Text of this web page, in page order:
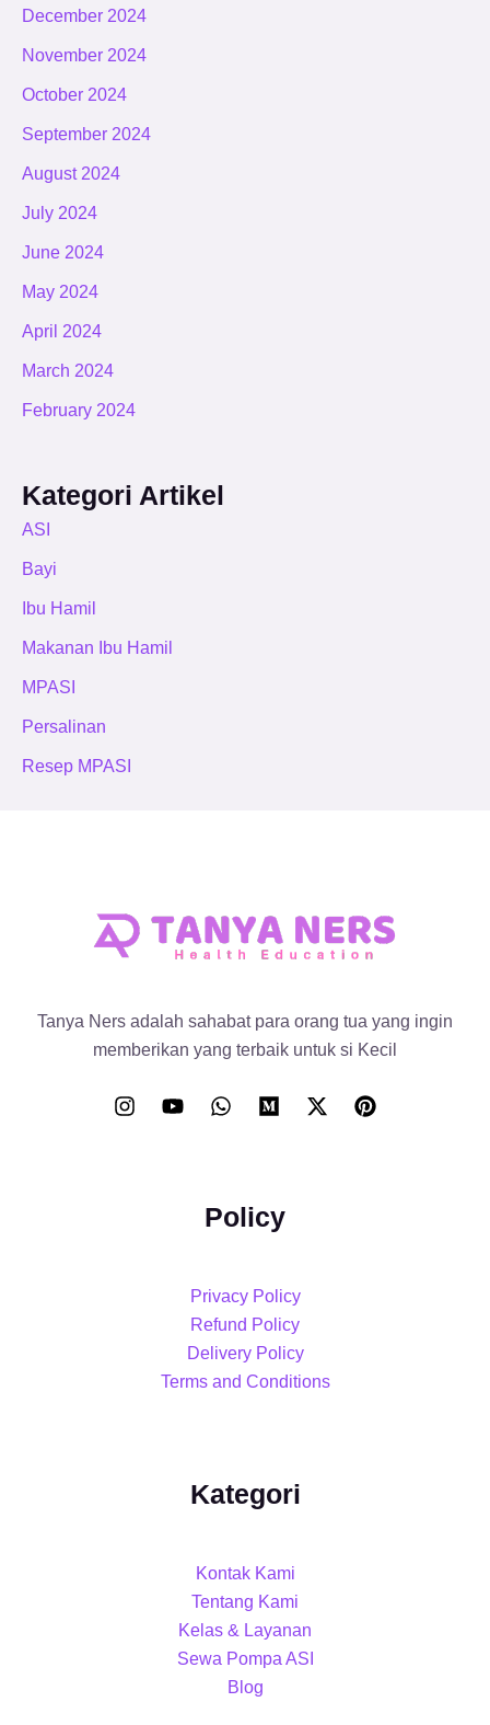
December 2024
November 2024
October 2024
September 2024
August 2024
July 2024
June 2024
May 2024
April 2024
March 2024
February 2024
Kategori Artikel
ASI
Bayi
Ibu Hamil
Makanan Ibu Hamil
MPASI
Persalinan
Resep MPASI
Tanya Ners adalah sahabat para orang tua yang ingin
memberikan yang terbaik untuk si Kecil
Policy
Privacy Policy
Refund Policy
Delivery Policy
Terms and Conditions
Kategori
Kontak Kami
Tentang Kami
Kelas & Layanan
Sewa Pompa ASI
Blog